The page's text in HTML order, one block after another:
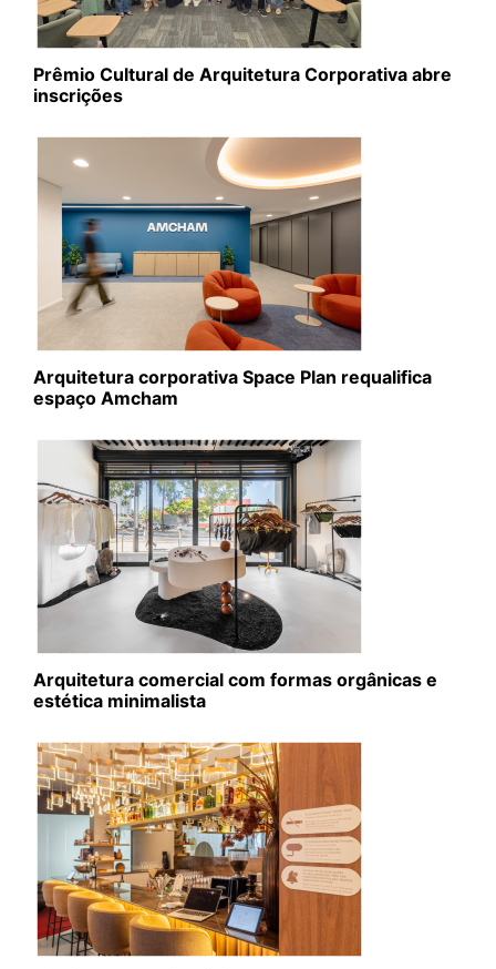
Prêmio Cultural de Arquitetura Corporativa abre
inscrições
Arquitetura corporativa Space Plan requalifica
espaço Amcham
Arquitetura comercial com formas orgânicas e
estética minimalista